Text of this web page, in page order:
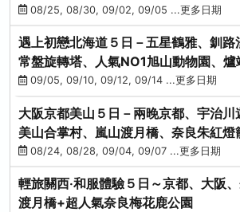
蟹吃到飽
08/25, 08/30, 09/02, 09/05 ...更多日期
遇上初戀北海道５日－五星鶴雅、釧路
常盤旋轉塔、人氣NO1旭山動物園、爐
蟹吃到飽
09/05, 09/10, 09/12, 09/14 ...更多日期
大阪京都美山５日－兩晚京都、宇治川
美山合掌村、嵐山渡月橋、奈良朱紅燈
流水瀑布電扶梯
08/24, 08/28, 09/04, 09/07 ...更多日期
輕旅關西‧和服體驗５日～京都、大阪
渡月橋+超人氣奈良梅花鹿公園